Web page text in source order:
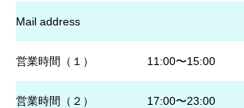
Mail address
営業時間（１） 11:00〜15:00
営業時間（２） 17:00〜23:00